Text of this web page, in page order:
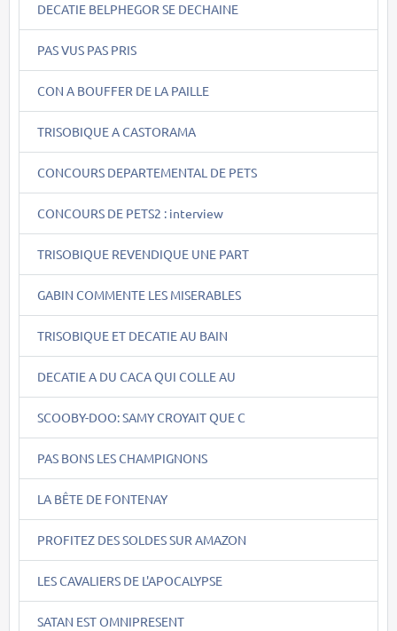
DECATIE BELPHEGOR SE DECHAINE
PAS VUS PAS PRIS
CON A BOUFFER DE LA PAILLE
TRISOBIQUE A CASTORAMA
CONCOURS DEPARTEMENTAL DE PETS
CONCOURS DE PETS2 : interview
TRISOBIQUE REVENDIQUE UNE PART
GABIN COMMENTE LES MISERABLES
TRISOBIQUE ET DECATIE AU BAIN
DECATIE A DU CACA QUI COLLE AU
SCOOBY-DOO: SAMY CROYAIT QUE C
PAS BONS LES CHAMPIGNONS
LA BÊTE DE FONTENAY
PROFITEZ DES SOLDES SUR AMAZON
LES CAVALIERS DE L'APOCALYPSE
SATAN EST OMNIPRESENT